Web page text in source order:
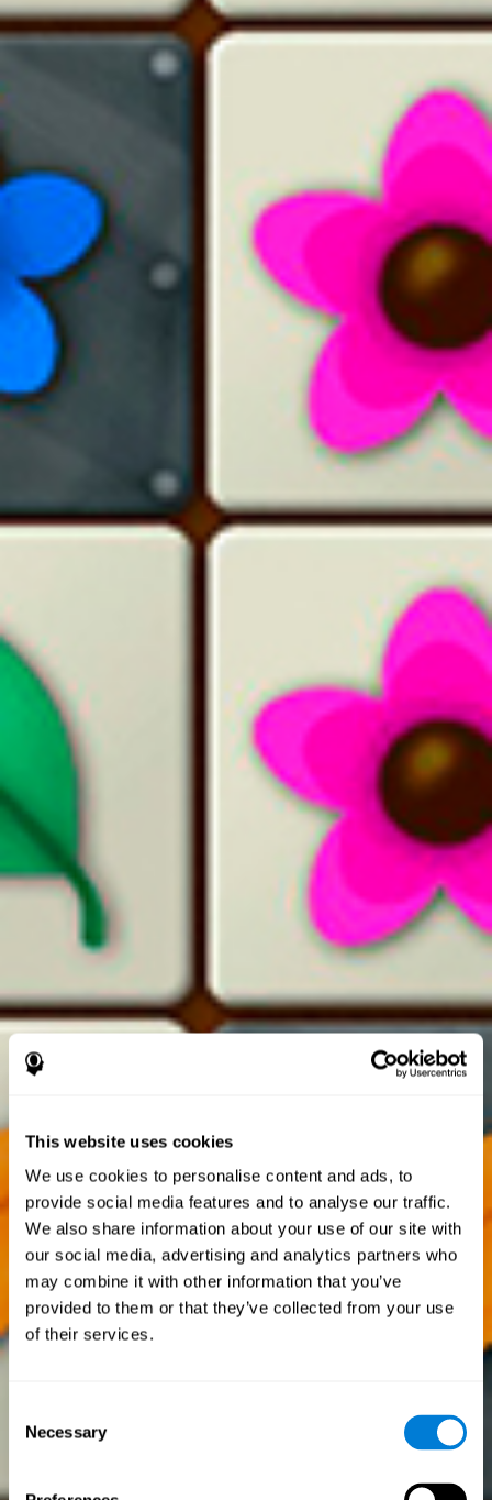
This website uses cookies
We use cookies to personalise content and ads, to
provide social media features and to analyse our traffic.
We also share information about your use of our site with
our social media, advertising and analytics partners who
may combine it with other information that you’ve
provided to them or that they’ve collected from your use
of their services.
Selection
Necessary